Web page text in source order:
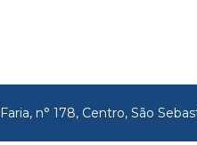
n° 178, Centro, São